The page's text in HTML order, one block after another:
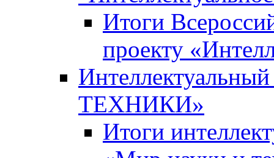
Итоги
проекту
ТЕХНИКИ»
Итоги